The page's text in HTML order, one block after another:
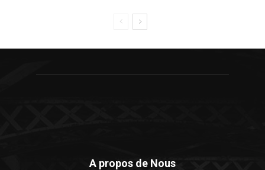
A propos de Nous